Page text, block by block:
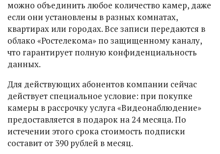
можно объединить любое количество камер, даже
если они установлены в разных комнатах,
квартирах или городах. Все записи передаются в
облако «Ростелекома» по защищенному каналу,
что гарантирует полную конфиденциальность
данных.
Для действующих абонентов компании сейчас
действует специальное условие: при покупке
камеры в рассрочку услуга «Видеонаблюдение»
предоставляется в подарок на 24 месяца. По
истечении этого срока стоимость подписки
составит от 390 рублей в месяц.